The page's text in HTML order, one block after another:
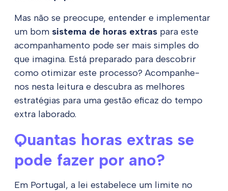
Mas não se preocupe, entender e implementar
um bom sistema de horas extras para este
acompanhamento pode ser mais simples do
que imagina. Está preparado para descobrir
como otimizar este processo? Acompanhe-
nos nesta leitura e descubra as melhores
estratégias para uma gestão eficaz do tempo
extra laborado.
Quantas horas extras se
pode fazer por ano?
Em Portugal, a lei estabelece um limite no